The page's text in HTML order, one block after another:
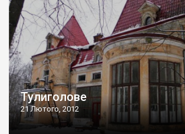
Тулиголове
21 Лютого, 2012